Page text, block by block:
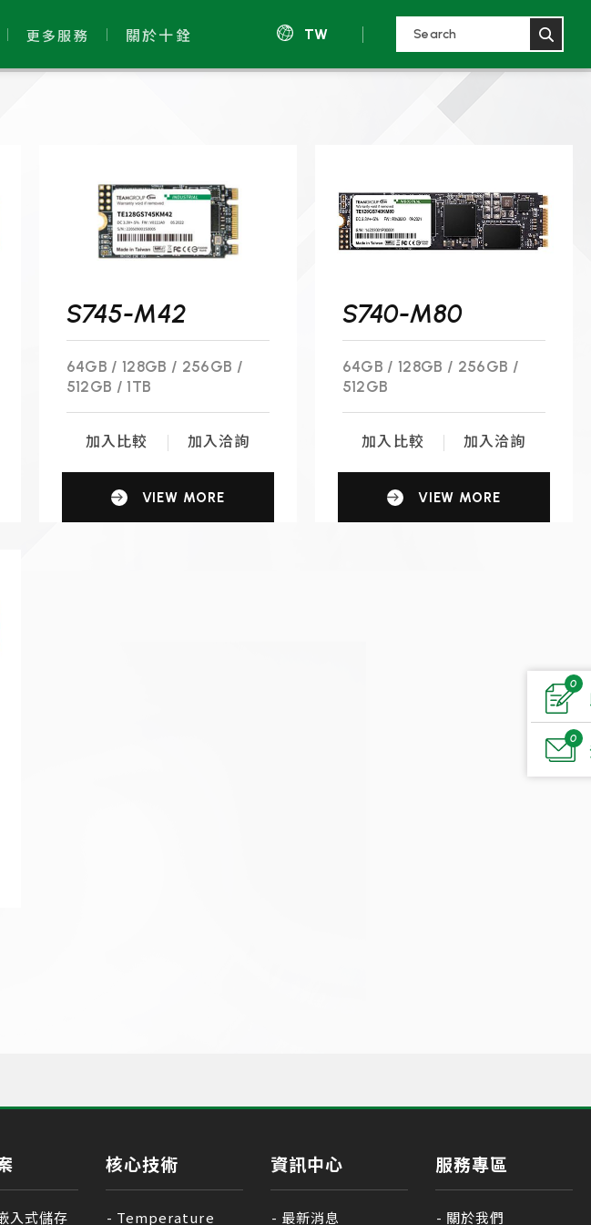
更多服務 關於十銓 TW
S745-M42
64GB / 128GB / 256GB /
512GB / 1TB
加入比較 加入洽詢
VIEW MORE
S740-M80
64GB / 128GB / 256GB /
512GB
加入比較 加入洽詢
VIEW MORE
入式儲存
核心技術
Temperature
資訊中心
最新消息
服務專區
關於我們
0
0